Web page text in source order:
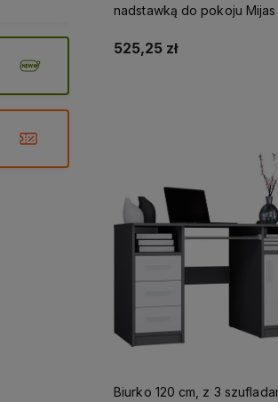
nadstawką do pokoju Mijas
525,25 zł
Biurko 120 cm, z 3